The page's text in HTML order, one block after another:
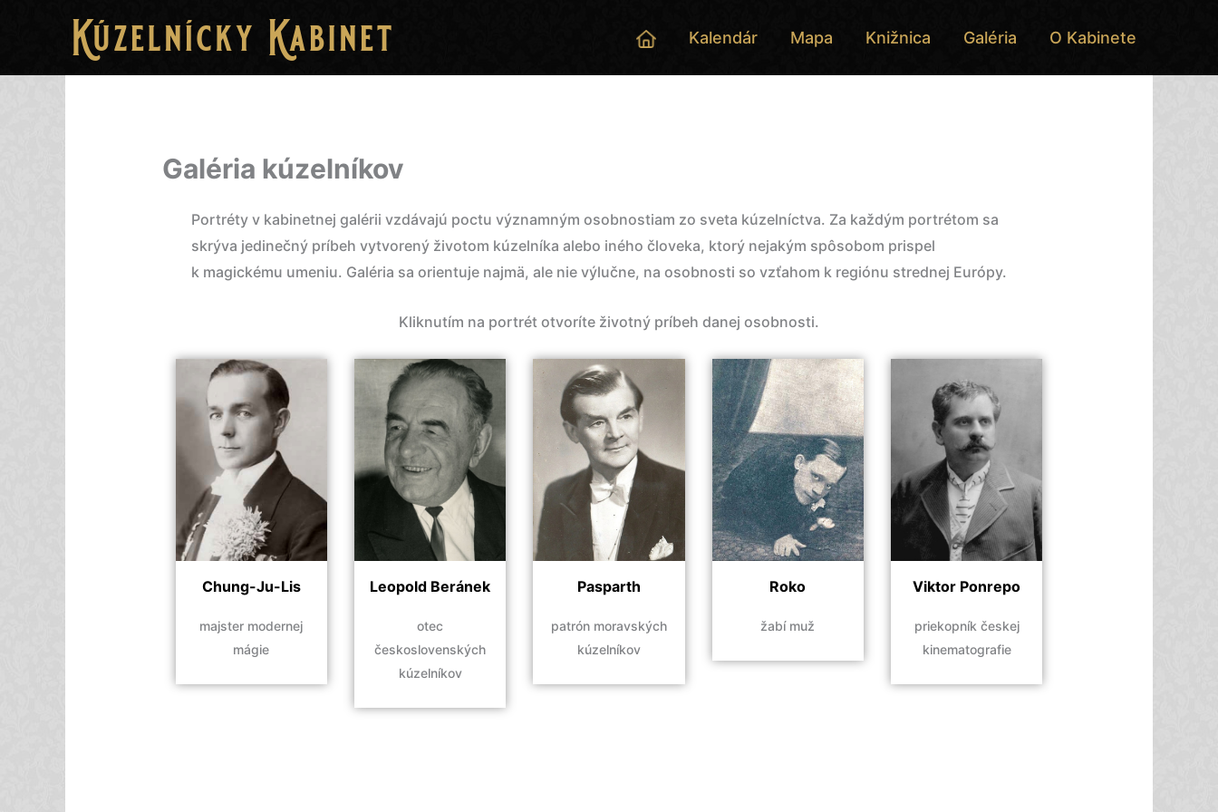
Kalendár Mapa Knižnica Galéria O Kabinete
Galéria kúzelníkov
Portréty v kabinetnej galérii vzdávajú poctu významným osobnostiam zo sveta kúzelníctva. Za každým portrétom sa
skrýva jedinečný príbeh vytvorený životom kúzelníka alebo iného človeka, ktorý nejakým spôsobom prispel
k magickému umeniu. Galéria sa orientuje najmä, ale nie výlučne, na osobnosti so vzťahom k regiónu strednej Európy.
Kliknutím na portrét otvoríte životný príbeh danej osobnosti.
Chung-Ju-Lis
majster modernej
mágie
Leopold Beránek
otec
československých
kúzelníkov
Pasparth
patrón moravských
kúzelníkov
Roko
žabí muž
Viktor Ponrepo
priekopník českej
kinematografie